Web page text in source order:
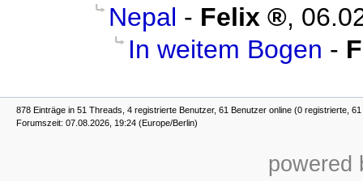
Nepal - Felix ,
In weitem Bogen -
878 Einträge in 51 Threads, 4 registrierte Benutzer, 61 Benutzer online (0 registrierte,
Forumszeit: 07.08.2026, 19:24 (Europe/Berlin)
powered